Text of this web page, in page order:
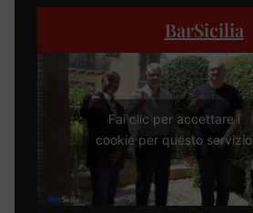
BarSicilia
Fai clic per accettare i
cookie per questo servizio